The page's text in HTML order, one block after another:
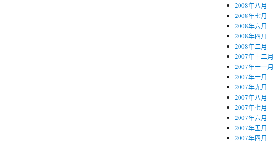
2008年八月
2008年七月
2008年六月
2008年四月
2008年二月
2007年十二月
2007年十一月
2007年十月
2007年九月
2007年八月
2007年七月
2007年六月
2007年五月
2007年四月